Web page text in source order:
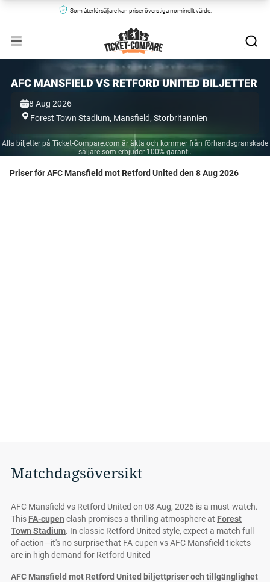
Som återförsäljare kan priser överstiga nominellt värde.
AFC MANSFIELD VS RETFORD UNITED BILJETTER
8 Aug 2026
Forest Town Stadium, Mansfield, Storbritannien
Alla biljetter på Ticket-Compare.com är äkta och kommer från förhandsgranskade
säljare som erbjuder 100% garanti.
Priser för AFC Mansfield mot Retford United den 8 Aug 2026
Matchdagsöversikt
AFC Mansfield vs Retford United on 08 Aug, 2026 is a must-watch.
This FA-cupen clash promises a thrilling atmosphere at Forest
Town Stadium. In classic Retford United style, expect a match full
of action—it's no surprise that FA-cupen vs AFC Mansfield tickets
are in high demand for Retford United
AFC Mansfield mot Retford United biljettpriser och tillgänglighet